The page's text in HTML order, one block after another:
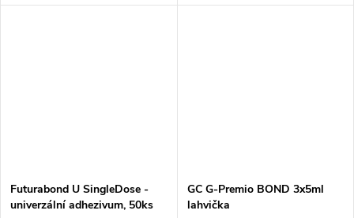
Futurabond U SingleDose -
univerzální adhezivum, 50ks
GC G-Premio BOND 3x5ml
lahvička